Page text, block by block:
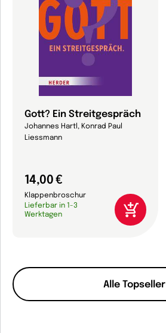
Alle Topseller
Gott? Ein Streitgespräch
Johannes Hartl, Konrad Paul
Liessmann
14,00 €
Klappenbroschur
Lieferbar in 1-3
Werktagen